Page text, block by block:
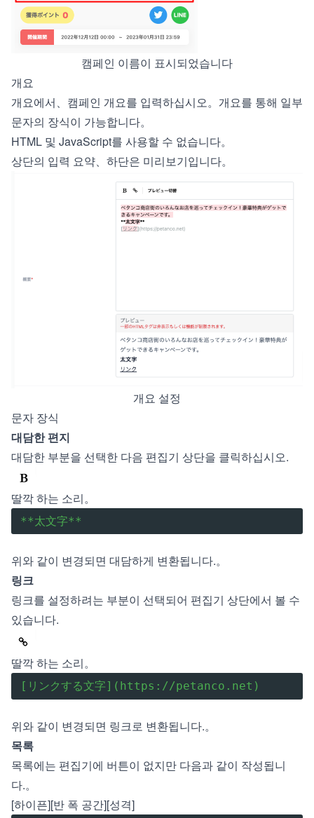
캠페인 이름이 표시되었습니다
개요
개요에서、캠페인 개요를 입력하십시오。개요를 통해 일부
문자의 장식이 가능합니다。
HTML 및 JavaScript를 사용할 수 없습니다。
상단의 입력 요약、하단은 미리보기입니다。
개요 설정
문자 장식
대담한 편지
대담한 부분을 선택한 다음 편집기 상단을 클릭하십시오.
딸깍 하는 소리。
**太文字**
위와 같이 변경되면 대담하게 변환됩니다.。
링크
링크를 설정하려는 부분이 선택되어 편집기 상단에서 볼 수
있습니다.
딸깍 하는 소리。
[リンクする文字](https://petanco.net)
위와 같이 변경되면 링크로 변환됩니다.。
목록
목록에는 편집기에 버튼이 없지만 다음과 같이 작성됩니
다.。
[하이픈][반 폭 공간][성격]